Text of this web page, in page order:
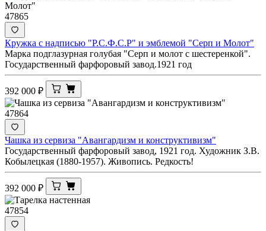
47865
Кружка с надписью "Р.С.Ф.С.Р" и эмблемой "Серп и Молот"
Марка подглазурная голубая "Серп и молот с шестеренкой".
Государственный фарфоровый завод.1921 год
392 000 ₽
47864
Чашка из сервиза "Авангардизм и конструктивизм"
Государственный фарфоровый завод, 1921 год. Художник З.В.
Кобылецкая (1880-1957). Живопись. Редкость!
392 000 ₽
47854